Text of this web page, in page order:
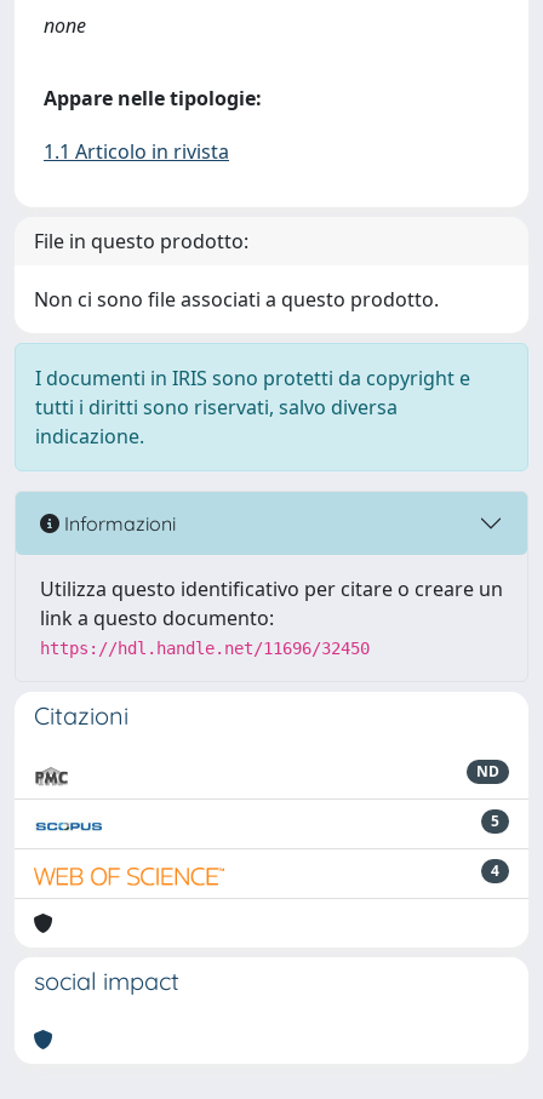
none
Appare nelle tipologie:
1.1 Articolo in rivista
File in questo prodotto:
Non ci sono file associati a questo prodotto.
I documenti in IRIS sono protetti da copyright e
tutti i diritti sono riservati, salvo diversa
indicazione.
Informazioni
Utilizza questo identificativo per citare o creare un
link a questo documento:
https://hdl.handle.net/11696/32450
Citazioni
ND
5
4
social impact